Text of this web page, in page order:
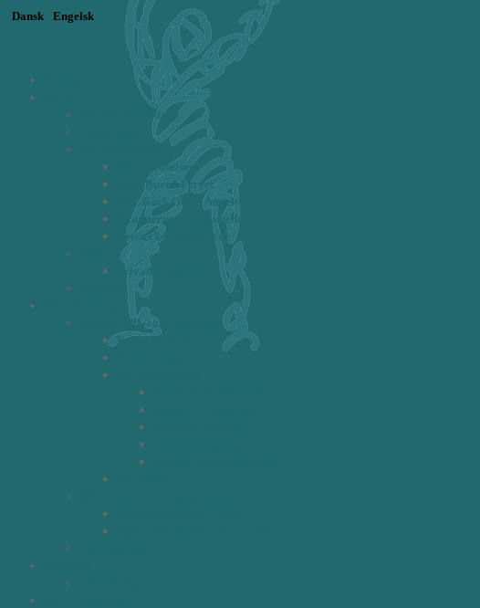
Dansk
Engelsk
Michèle Gundstrup
Alfred Josefsen
Ketti Bueno Ferrer
BPL Back Office Angels
Rammerne - kursussteder
Netværket af BPL'ere
Privatlivspolitik
4 dages BPL core program
Fokus & Form